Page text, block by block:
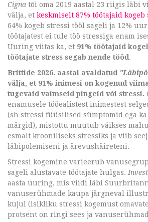
Cigna tõi oma 2019 aastal 23 riigis läbi
välja, et keskmiselt 87% töötajaid kogeb
64% kogeb stressi tööl sageli ja 12%
töötajatest ei tule töö stressiga enam
Uuring viitas ka, et 91% töötajaid
töötajate stress segab nende tööd .
Brittide 2026. aastal avaldatud
välja, et 91% inimesi on kogenud
tugevaid vaimseid pingeid või stressi.
enamusele tööealistest inimestest
(sh stressi füüsilised sümptomid ega
märgid), mistõttu muutub väikses
esmalt krooniliseks stressiks ja viib
läbipõlemiseni ja ärevushäireteni.
Stressi kogemine varieerub
sageli alustavate töötajate hulgas.
aasta uuring, mis viidi läbi
vanuserühmade kaupa järgneval
kujul (isikliku stressi kogemust
protsent on ringi sees ja